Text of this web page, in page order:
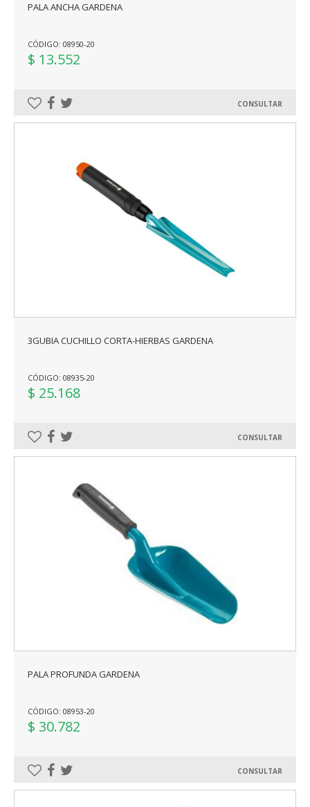
PALA ANCHA GARDENA
CÓDIGO: 08950-20
$ 13.552
CONSULTAR
3GUBIA CUCHILLO CORTA-HIERBAS GARDENA
CÓDIGO: 08935-20
$ 25.168
CONSULTAR
PALA PROFUNDA GARDENA
CÓDIGO: 08953-20
$ 30.782
CONSULTAR